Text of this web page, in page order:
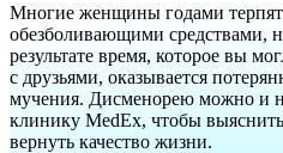
Многие женщины годами терпят
обезболивающими средствами,
результате время, которое вы
с друзьями, оказывается
мучения. Дисменорею можно и
клинику MedEx, чтобы
вернуть качество жизни.